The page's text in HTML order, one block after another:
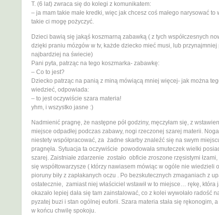
T. (6 lat) zwraca się do kolegi z komunikatem:
– ja mam takie małe kredki, więc jak chcesz coś małego narysować to
takie ci mogę pożyczyć.
Dzieci bawią się jakąś koszmarną zabawką ( z tych współczesnych
dzięki praniu mózgów w tv, każde dziecko mieć musi, lub przynajmniej
najbardziej na świecie)
Pani pyta, patrząc na tego koszmarka- zabawkę:
– Co to jest?
Dziecko patrząc na panią z miną mówiącą mniej więcej- jak można
wiedzieć, odpowiada:
– to jest oczywiście szara materia!
yhm, i wszystko jasne :)
Nadmienić pragnę, że następne pół godziny, męczyłam się, z
miejsce odpadłej podczas zabawy, nogi rzeczonej szarej materii.
niestety współpracować, za żadne skarby znaleźć się na swym
pragnęła. Sytuacja ta oczywiście powodowała smuteczek wielki
szarej. Zaistniałe zdarzenie zostało obficie zroszone rzęsistymi
się współtowarzysze ( którzy nawiasem mówiąc w ogóle nie wiedzieli
pioruny biły z zapłakanych oczu . Po bezskutecznych zmaganiach z
ostatecznie, zamiast niej właściciel wstawił w to miejsce… rękę, która
okazało lepiej dała się tam zainstalować, co z kolei wywołało radość
pyzatej buzi i stan ogólnej euforii. Szara materia stała się rękonogim, a
w końcu chwilę spokoju.